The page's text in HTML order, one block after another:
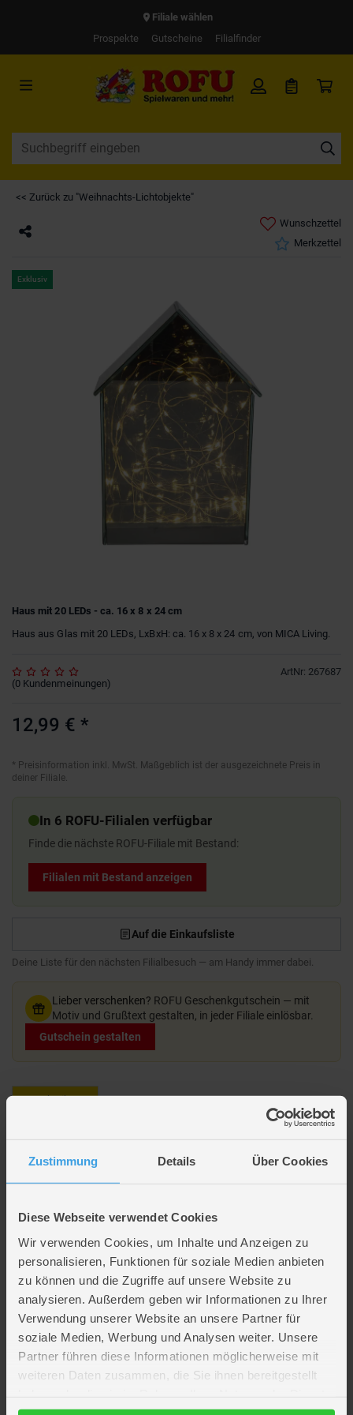
Zustimmung Details Über Cookies
Diese Webseite verwendet Cookies
Wir verwenden Cookies, um Inhalte und Anzeigen zu
personalisieren, Funktionen für soziale Medien anbieten
zu können und die Zugriffe auf unsere Website zu
analysieren. Außerdem geben wir Informationen zu Ihrer
Verwendung unserer Website an unsere Partner für
soziale Medien, Werbung und Analysen weiter. Unsere
Partner führen diese Informationen möglicherweise mit
weiteren Daten zusammen, die Sie ihnen bereitgestellt
Filiale wählen
Prospekte
Gutscheine Filialfinder
<< Zurück zu "Weihnachts-Lichtobjekte"
Wunschzettel
Merkzettel
Exklusiv
Haus mit 20 LEDs - ca. 16 x 8 x 24 cm
Haus aus Glas mit 20 LEDs, LxBxH: ca. 16 x 8 x 24 cm, von MICA Living.
ArtNr: 267687
(0 Kundenmeinungen)
12,99 € *
* Preisinformation inkl. MwSt. Maßgeblich ist der ausgezeichnete Preis in
deiner Filiale.
In 6 ROFU-Filialen verfügbar
Finde die nächste ROFU-Filiale mit Bestand:
Filialen mit Bestand anzeigen
Auf die Einkaufsliste
Deine Liste für den nächsten Filialbesuch — am Handy immer dabei.
Lieber verschenken? ROFU Geschenkgutschein — mit
Motiv und Grußtext gestalten, in jeder Filiale einlösbar.
Gutschein gestalten
Beschreibung
Farbe
grau
Material
Glas
Artikelmaße
Länge ca. 16 cm
Höhe ca. 24 cm
Verpackungsmaße
Breite ca. 12,8 cm
Höhe ca. 29,5 cm
Batterien
2 x LR6 Mignon AA (nicht enthalten)